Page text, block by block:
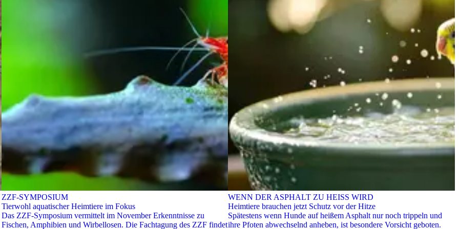
ZZF-SYMPOSIUM
Tierwohl aquatischer Heimtiere im Fokus
Das ZZF-Symposium vermittelt im November Erkenntnisse zu
Fischen, Amphibien und Wirbellosen. Die Fachtagung des ZZF findet
WENN DER ASPHALT ZU HEISS WIRD
Heimtiere brauchen jetzt Schutz vor der Hitze
Spätestens wenn Hunde auf heißem Asphalt nur noch trippeln und
ihre Pfoten abwechselnd anheben, ist besondere Vorsicht geboten.